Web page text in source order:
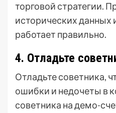
торговой стратегии.
исторических данных
работает правильно.
4. Отладьте
Отладьте советника,
ошибки и недочеты в
советника на демо-